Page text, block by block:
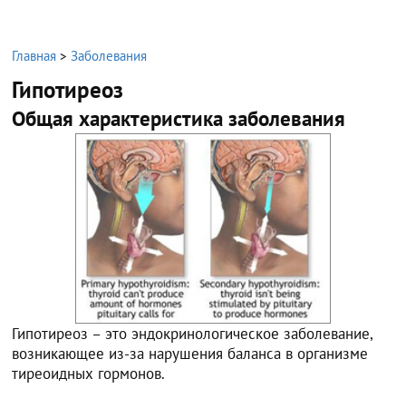
Главная >Заболевания
Гипотиреоз
Общая характеристика заболевания
Гипотиреоз – это эндокринологическое заболевание,
возникающее из-за нарушения баланса в организме
тиреоидных гормонов.